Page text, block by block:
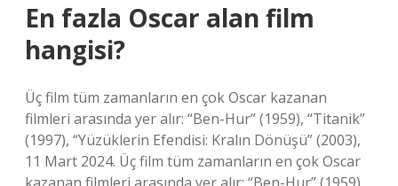
En fazla Oscar alan film
hangisi?
Üç film tüm zamanların en çok Oscar kazanan
filmleri arasında yer alır: “Ben-Hur” (1959), “Titanik”
(1997), “Yüzüklerin Efendisi: Kralın Dönüşü” (2003),
11 Mart 2024. Üç film tüm zamanların en çok Oscar